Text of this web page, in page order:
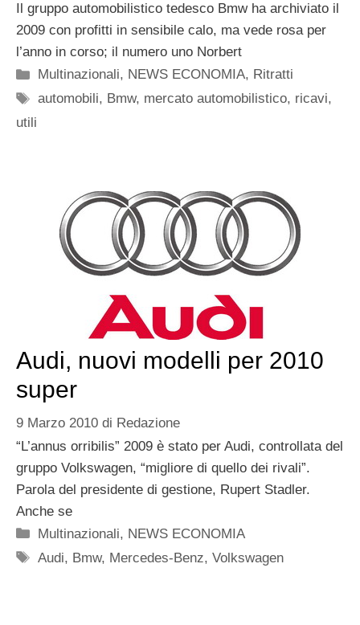
Il gruppo automobilistico tedesco Bmw ha archiviato il
2009 con profitti in sensibile calo, ma vede rosa per
l’anno in corso; il numero uno Norbert
Categorie
Multinazionali, NEWS ECONOMIA, Ritratti
Tag
automobili, Bmw, mercato automobilistico, ricavi,
utili
Audi, nuovi modelli per 2010
super
9 Marzo 2010 di Redazione
“L’annus orribilis” 2009 è stato per Audi, controllata del
gruppo Volkswagen, “migliore di quello dei rivali”.
Parola del presidente di gestione, Rupert Stadler.
Anche se
Categorie
Multinazionali, NEWS ECONOMIA
Tag
Audi, Bmw, Mercedes-Benz,Volkswagen